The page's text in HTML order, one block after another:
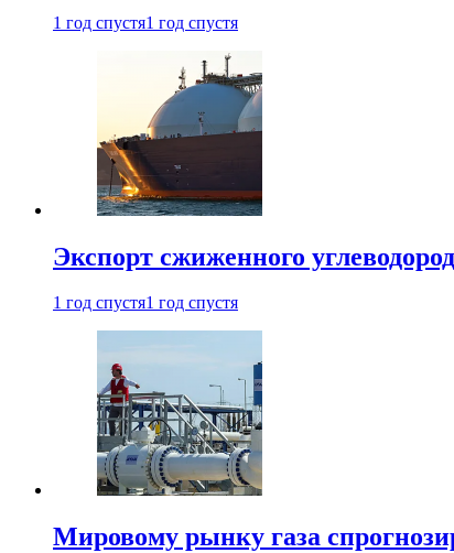
1 год спустя1 год спустя
Экспорт сжиженного
1 год спустя1 год спустя
Мировому рынку газа